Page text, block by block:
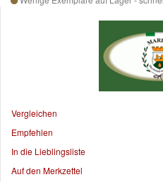
Vergleichen
Empfehlen
In die Lieblingsliste
Auf den Merkzettel